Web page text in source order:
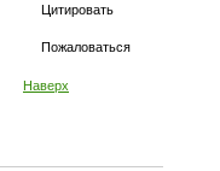
Цитировать
Пожаловаться
Наверх